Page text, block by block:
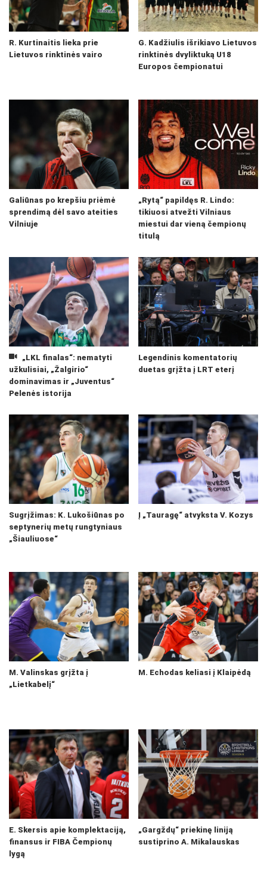
R. Kurtinaitis lieka prie
Lietuvos rinktinės vairo
G. Kadžiulis išrikiavo Lietuvos
rinktinės dvyliktuką U18
Europos čempionatui
Galiūnas po krepšiu priėmė
sprendimą dėl savo ateities
Vilniuje
„Rytą“ papildęs R. Lindo:
tikiuosi atvežti Vilniaus
miestui dar vieną čempionų
titulą
„LKL finalas“: nematyti
užkulisiai, „Žalgirio“
dominavimas ir „Juventus“
Pelenės istorija
Legendinis komentatorių
duetas grįžta į LRT eterį
Sugrįžimas: K. Lukošiūnas po
septynerių metų rungtyniaus
„Šiauliuose“
Į „Tauragę“ atvyksta V. Kozys
M. Valinskas grįžta į
„Lietkabelį“
M. Echodas keliasi į Klaipėdą
E. Skersis apie komplektaciją,
finansus ir FIBA Čempionų
lygą
„Gargždų“ priekinę liniją
sustiprino A. Mikalauskas